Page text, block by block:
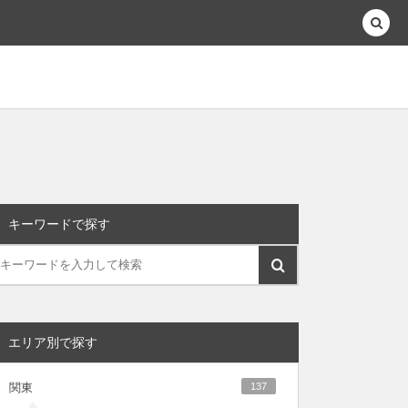
キーワードで探す
エリア別で探す
関東 137